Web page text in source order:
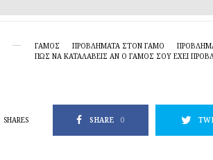
ΓΆΜΟΣ ΠΡΟΒΛΉΜΑΤΑ ΣΤΟΝ ΓΆΜΟ
ΠΏΣ ΝΑ ΚΑΤΑΛΆΒΕΙΣ ΑΝ Ο ΓΆΜΟΣ ΣΟΥ ΈΧΕΙ
SHARES SHARE 0